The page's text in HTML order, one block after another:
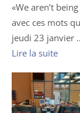
«We aren’t
avec ces mots
jeudi 23 janvier
Lire la suite